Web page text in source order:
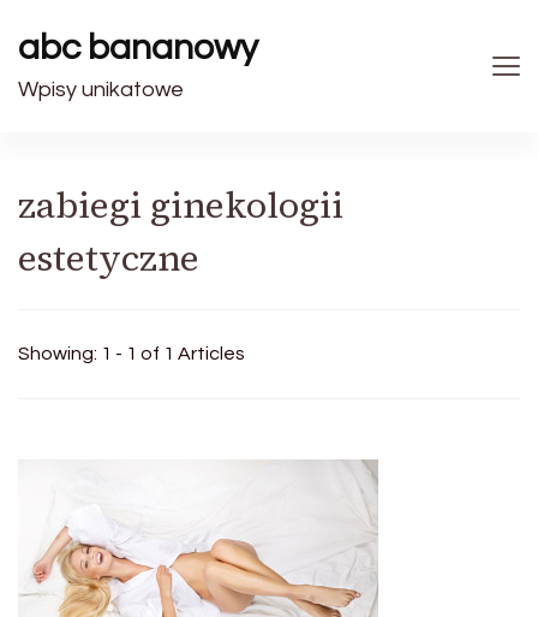
abc bananowy
Wpisy unikatowe
zabiegi ginekologii
estetyczne
Showing: 1 - 1 of 1 Articles